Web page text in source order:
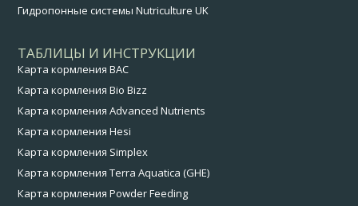
Гидропонные системы Nutriculture UK
ТАБЛИЦЫ И ИНСТРУКЦИИ
Карта кормления BAC
Карта кормления Bio Bizz
Карта кормления Advanced Nutrients
Карта кормления Hesi
Карта кормления Simplex
Карта кормления Terra Aquatica (GHE)
Карта кормления Powder Feeding